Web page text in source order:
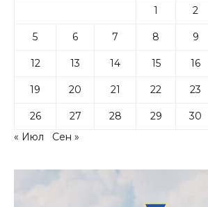
1 2
5 6 7 8 9
12 13 14 15 16
19 20 21 22 23
26 27 28 29 30
« Июл
Сен »